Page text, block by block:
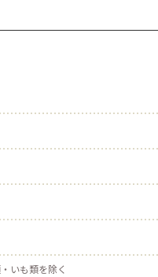
いも類を除く